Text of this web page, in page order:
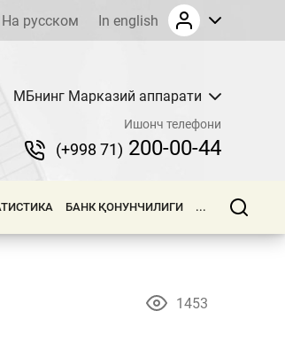
На русском In english
МБнинг Марказий аппарати
Ишонч телефони
(+998 71) 200-00-44
БАНК ҚОНУНЧИЛИГИ ...
1453